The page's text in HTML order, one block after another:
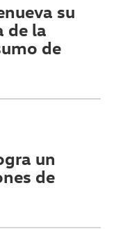
su
de la
de
un
de